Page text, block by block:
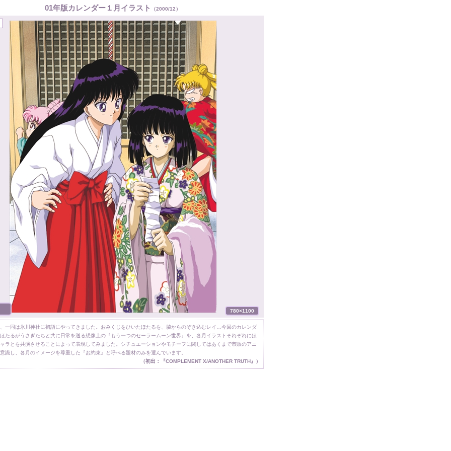
01年版カレンダー１月イラスト （2000/12）
一同は氷川神社に初詣にやってきました。おみくじをひいたほたるを、脇からのぞき込むレイ…今回のカレンダ
たるがうさぎたちと共に日常を送る想像上の『もう一つのセーラームーン世界』を、各月イラストそれぞれにほ
ラとを共演させることによって表現してみました。シチュエーションやモチーフに関してはあくまで市販のアニ
識し、各月のイメージを尊重した『お約束』と呼べる題材のみを選んでいます。
（初出：『COMPLEMENT X/ANOTHER TRUTH』）